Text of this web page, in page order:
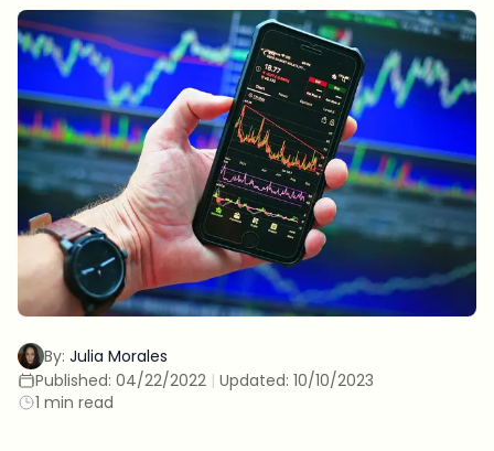
By: Julia Morales
Published: 04/22/2022 | Updated: 10/10/2023
1 min read